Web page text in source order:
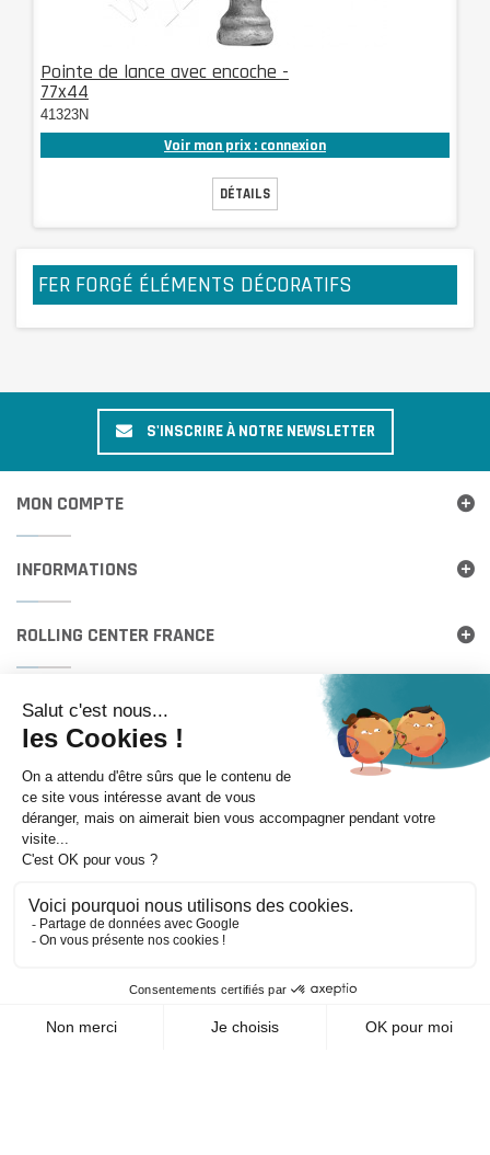
Pointe de lance avec encoche -
77x44
41323N
Voir mon prix : connexion
DÉTAILS
FER FORGÉ ÉLÉMENTS DÉCORATIFS
S'INSCRIRE À NOTRE NEWSLETTER
MON COMPTE
INFORMATIONS
ROLLING CENTER FRANCE
Mentions légales